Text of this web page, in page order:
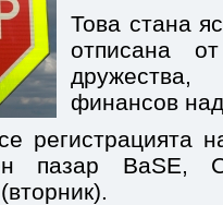
Това стана
отписана
финансов
регистрацията
пазар BaSE,